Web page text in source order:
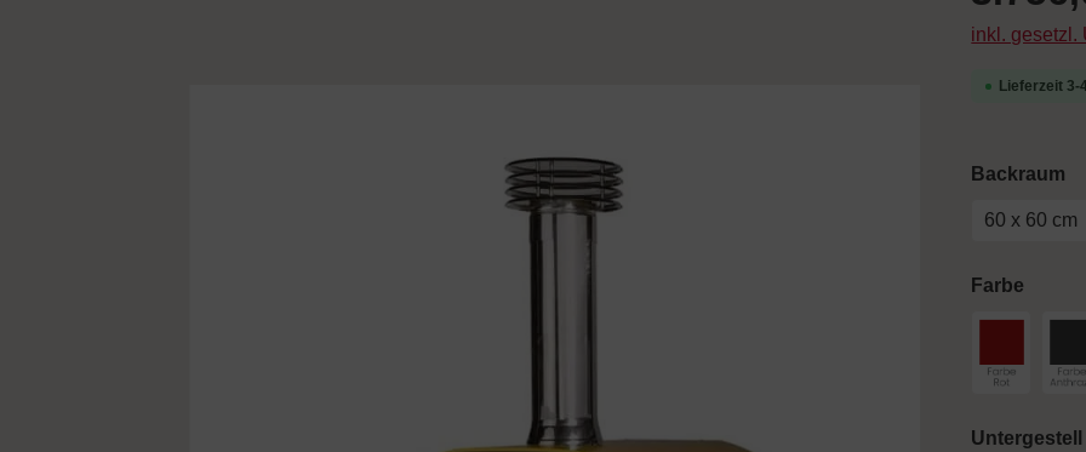
inkl. gesetzl.
Lieferzeit 3-
Backraum
60 x 60 cm
Farbe
Farbe Rot
Untergestell